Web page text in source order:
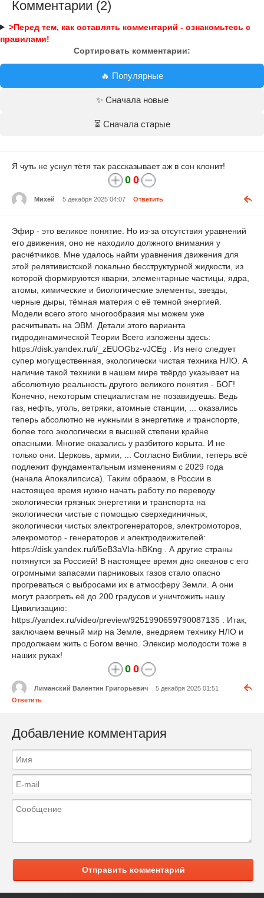
Комментарии (2)
>Перед тем, как оставлять комментарий - ознакомьтесь с
правилами!
Сортировать комментарии:
🔥 Популярные
✨ Сначала новые
⏳ Сначала старые
Я чуть не уснул тётя так рассказывает аж в сон клонит!
0 0
Михей 5 декабря 2025 04:07 Ответить
Эфир - это великое понятие. Но из-за отсутствия уравнений
его движения, оно не находило должного внимания у
расчётчиков. Мне удалось найти уравнения движения для
этой релятивистской локально бесструктурной жидкости, из
которой формируются кварки, элементарные частицы, ядра,
атомы, химические и биологические элементы, звезды,
черные дыры, тёмная материя с её темной энергией.
Модели всего этого многообразия мы можем уже
расчитывать на ЭВМ. Детали этого варианта
гидродинамической Теории Всего изложены здесь:
https://disk.yandex.ru/i/_zEUOGbz-vJCEg . Из него следует
супер могущественная, экологически чистая техника НЛО. А
наличие такой техники в нашем мире твёрдо указывает на
абсолютную реальность другого великого понятия - БОГ!
Конечно, некоторым специалистам не позавидуешь. Ведь
газ, нефть, уголь, ветряки, атомные станции, ... оказались
теперь абсолютно не нужными в энергетике и транспорте,
более того экологически в высшей степени крайне
опасными. Многие оказались у разбитого корыта. И не
только они. Церковь, армии, ... Согласно Библии, теперь всё
подлежит фундаментальным изменениям с 2029 года
(начала Апокалипсиса). Таким образом, в России в
настоящее время нужно начать работу по переводу
экологически грязных энергетики и транспорта на
экологически чистые с помощью сверхединичных,
экологически чистых электрогенераторов, электромоторов,
элекромотор - генераторов и электродвижителей:
https://disk.yandex.ru/i/5eB3aVIa-hBKng . А другие страны
потянутся за Россией! В настоящее время дно океанов с его
огромными запасами парниковых газов стало опасно
прогреваться с выбросами их в атмосферу Земли. А они
могут разогреть её до 200 градусов и уничтожить нашу
Цивилизацию:
https://yandex.ru/video/preview/9251990659790087135 . Итак,
заключаем вечный мир на Земле, внедряем технику НЛО и
продолжаем жить с Богом вечно. Элексир молодости тоже в
наших руках!
0 0
Лиманский Валентин Григорьевич
5 декабря 2025 01:51
Ответить
Добавление комментария
Отправить комментарий